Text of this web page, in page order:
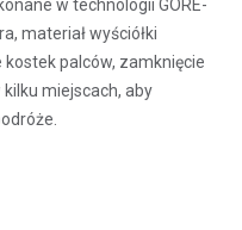
w technologii GORE-
materiał wyściółki
palców, zamknięcie
miejscach, aby